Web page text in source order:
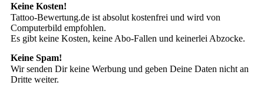
Keine Kosten!
Tattoo-Bewertung.de ist absolut kostenfrei und wird von
Computerbild empfohlen.
Es gibt keine Kosten, keine Abo-Fallen und keinerlei Abzocke.
Keine Spam!
Wir senden Dir keine Werbung und geben Deine Daten nicht an
Dritte weiter.